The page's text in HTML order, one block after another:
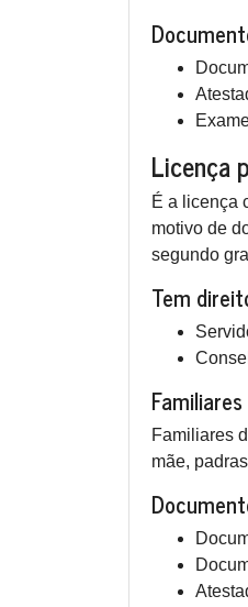
Licença
É a licença
motivo de
segundo
Tem
Familiares
mãe,